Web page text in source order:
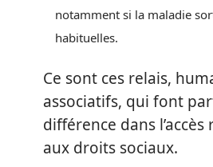
notamment si la maladie
habituelles.
Ce sont ces relais,
associatifs, qui font
différence dans
aux droits sociaux.